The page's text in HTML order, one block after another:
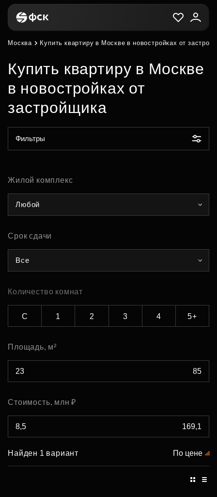
Москва Купить квартиру в Москве в новостройках от
Купить квартиру в Москве
в новостройках от
застройщика
Фильтры
Жилой комплекс
Любой
Срок сдачи
Все
Количество комнат
С 1 2 3 4 5+
Площадь, м²
Стоимость, млн ₽
Найден 1 вариант По цене